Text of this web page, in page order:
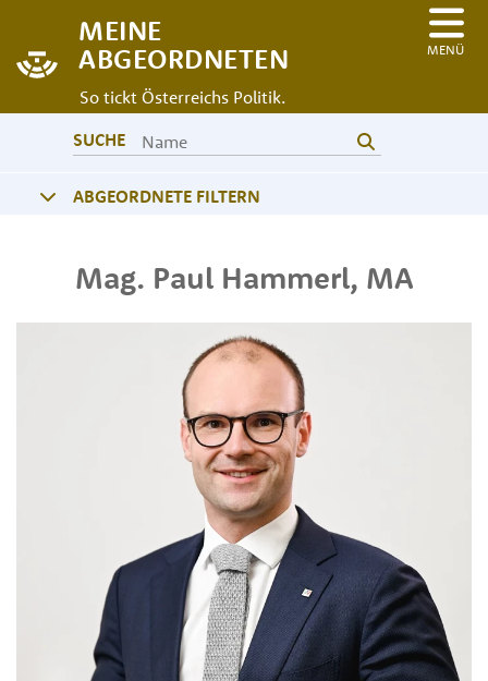
MEINE
ABGEORDNETEN
So tickt Österreichs Politik.
MENÜ
SUCHE
ABGEORDNETE FILTERN
Mag. Paul Hammerl, MA